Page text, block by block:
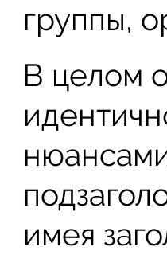
группы,
В целом
имея